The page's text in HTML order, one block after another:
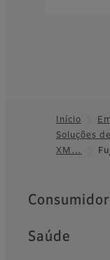
Footer
Início
Soluções
XM…
Quick Links
Consumidor
Saúde